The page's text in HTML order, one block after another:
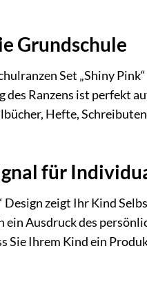
Grundschule
Set „Shiny
des Ranzens ist perfekt
Hefte,
für
Design zeigt Ihr Kind
ein Ausdruck des
Sie Ihrem Kind ein